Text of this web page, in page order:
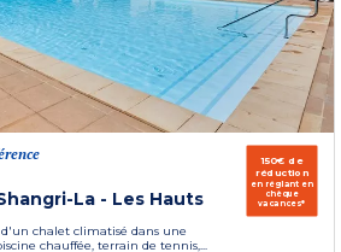
La - Les Hauts
d'un chalet climatisé dans une
chauffée, terrain de tennis,...
150€ de
réduction
en réglant en
chèque
vacances*